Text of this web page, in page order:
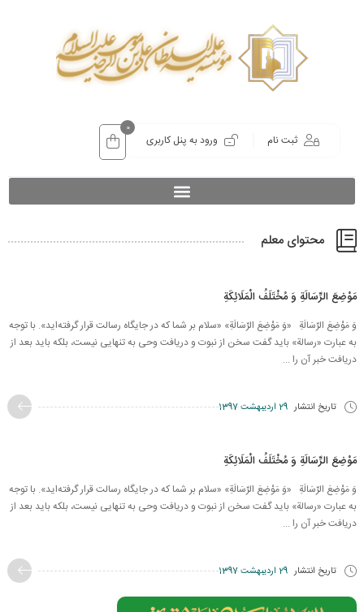
ثبت نام ورود به پنل کاربری
0
محتوای معلم
مَوْضِعَ الرِّسَالَةِ وَ مُخْتَلَفُ الْمَلَائِكَةِ
وَ مَوْضِعَ الرِّسَالَةِ «وَ مَوْضِعَ الرِّسَالَةِ» «سلام بر شما که در جایگاه رسالت قرار گرفته‌اید». با توجه
به عبارت «رسالة» باید گفت سخن از نبوت و دریافت وحی به تنهایی نیست، بلكه باید بعد از
دریافت خبر آن را ...
تاریخ انتشار 29 اردیبهشت 1397
مَوْضِعَ الرِّسَالَةِ وَ مُخْتَلَفُ الْمَلَائِكَةِ
وَ مَوْضِعَ الرِّسَالَةِ «وَ مَوْضِعَ الرِّسَالَةِ» «سلام بر شما که در جایگاه رسالت قرار گرفته‌اید». با توجه
به عبارت «رسالة» باید گفت سخن از نبوت و دریافت وحی به تنهایی نیست، بلكه باید بعد از
دریافت خبر آن را ...
تاریخ انتشار 29 اردیبهشت 1397